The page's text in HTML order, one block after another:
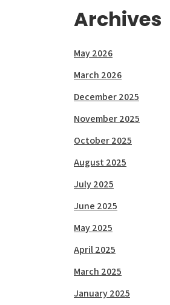
Archives
May 2026
March 2026
December 2025
November 2025
October 2025
August 2025
July 2025
June 2025
May 2025
April 2025
March 2025
January 2025